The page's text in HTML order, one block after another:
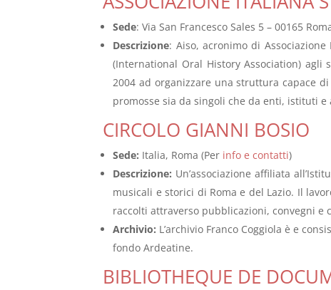
Sede: Via San Francesco Sales 5 – 00165
Descrizione: Aiso, acronimo di
(International Oral History Association)
2004 ad organizzare una struttura capace
promosse sia da singoli che da enti, istituti
CIRCOLO GIANNI BOSIO
Sede: Italia, Roma (Per info e contatti)
Descrizione: Un’associazione affiliata
musicali e storici di Roma e del Lazio. Il
raccolti attraverso pubblicazioni, convegni e
Archivio: L’archivio Franco Coggiola è e
fondo Ardeatine.
BIBLIOTHEQUE DE